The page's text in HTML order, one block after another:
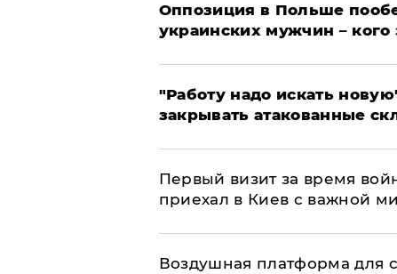
Оппозиция в Польше
украинских мужчин – кого
"Работу надо искать
закрывать атакованные
Первый визит за время
приехал в Киев с важной
Воздушная платформа для